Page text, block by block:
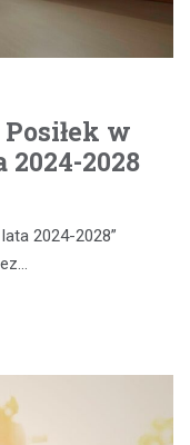
w
2028
2024-2028”